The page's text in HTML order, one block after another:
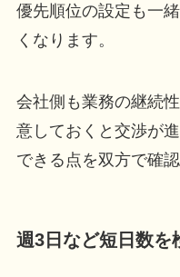
優先順位の設定も一
くなります。
会社側も業務の継続
意しておくと交渉が
できる点を双方で確認
週3日など短日数を